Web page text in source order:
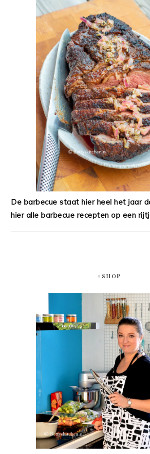
De barbecue staat hier heel het jaar
hier alle barbecue recepten op een
#SHOP